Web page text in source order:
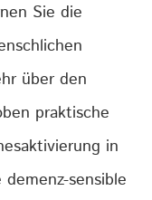
Sie die
über den
praktische
in
sensible